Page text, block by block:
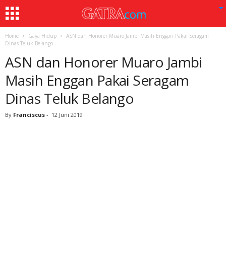
Home Gaya Hidup
ASN dan Honorer Muaro Jambi Masih Enggan Pakai Seragam
Dinas Teluk Belango
ASN dan Honorer Muaro Jambi
Masih Enggan Pakai Seragam
Dinas Teluk Belango
By Franciscus - 12 Juni 2019